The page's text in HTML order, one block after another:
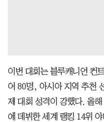
이번 대회는 블루캐니언 컨
어 80명, 아시아 지역 추천
제 대회 성격이 강했다. 올
에 데뷔한 세계 랭킹 14위